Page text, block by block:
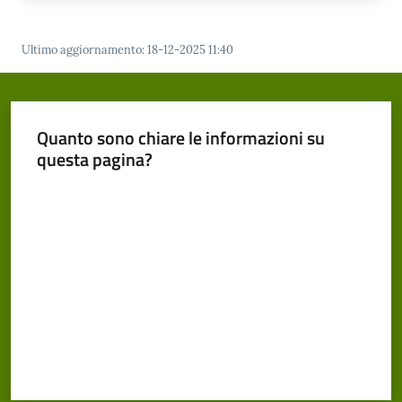
Ultimo aggiornamento:18-12-2025 11:40
Quanto sono chiare le informazioni su
questa pagina?